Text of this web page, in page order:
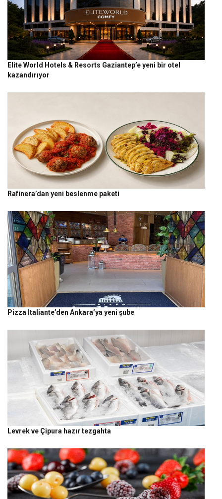
Elite World Hotels & Resorts Gaziantep’e yeni bir otel
kazandırıyor
Rafinera’dan yeni beslenme paketi
Pizza Italiante’den Ankara’ya yeni şube
Levrek ve Çipura hazır tezgahta